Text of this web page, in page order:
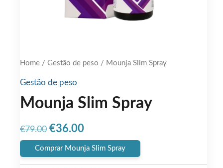
Home / Gestão de peso / Mounja Slim Spray
Gestão de peso
Mounja Slim Spray
€79.00 Original
price
was:
€36.00Current
price
is:
Comprar Mounja Slim Spray